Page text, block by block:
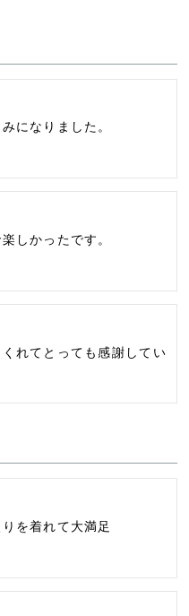
になりました。
しかったです。
れてとっても感謝してい
を着れて大満足